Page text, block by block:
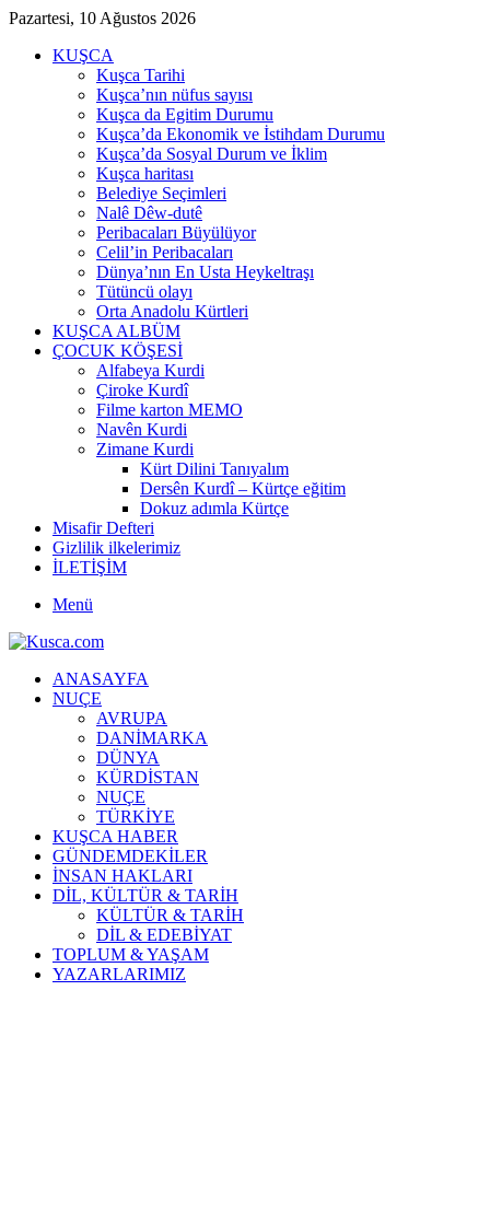
Pazartesi, 10 Ağustos 2026
KUŞCA
Kuşca Tarihi
Kuşca’nın nüfus sayısı
Kuşca da Egitim Durumu
Kuşca’da Ekonomik ve İstihdam Durumu
Kuşca’da Sosyal Durum ve İklim
Kuşca haritası
Belediye Seçimleri
Nalê Dêw-dutê
Peribacaları Büyülüyor
Celil’in Peribacaları
Dünya’nın En Usta Heykeltraşı
Tütüncü olayı
Orta Anadolu Kürtleri
KUŞCA ALBÜM
ÇOCUK KÖŞESİ
Alfabeya Kurdi
Çiroke Kurdî
Filme karton MEMO
Navên Kurdi
Zimane Kurdi
Kürt Dilini Tanıyalım
Dersên Kurdî – Kürtçe eğitim
Dokuz adımla Kürtçe
Misafir Defteri
Gizlilik ilkelerimiz
İLETİŞİM
Menü
ANASAYFA
NUÇE
AVRUPA
DANİMARKA
DÜNYA
KÜRDİSTAN
NUÇE
TÜRKİYE
KUŞCA HABER
GÜNDEMDEKİLER
İNSAN HAKLARI
DİL, KÜLTÜR & TARİH
KÜLTÜR & TARİH
DİL & EDEBİYAT
TOPLUM & YAŞAM
YAZARLARIMIZ